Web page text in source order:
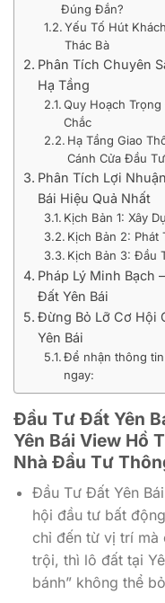
Đúng Đắn?
Yếu Tố Hút
Thác Bà
Phân Tích Chuyên
Hạ Tầng
Quy Hoạch
Chắc
Hạ Tầng Giao
Cánh Cửa Đầu Tư
Phân Tích Lợi
Bái Hiệu Quả Nhất
Kịch Bản 1: Xây
Kịch Bản 2: Phát
Kịch Bản 3: Đầu
Pháp Lý Minh Bạch
Đất Yên Bái
Đừng Bỏ Lỡ Cơ Hội
Yên Bái
Để nhận thông
ngay:
Đầu Tư Đất Yên
Yên Bái View Hồ
Nhà Đầu Tư
Đầu Tư Đất Yên
hội đầu tư bất
chỉ đến từ vị trí mà
trội, thì lô đất tại
bánh” không thể